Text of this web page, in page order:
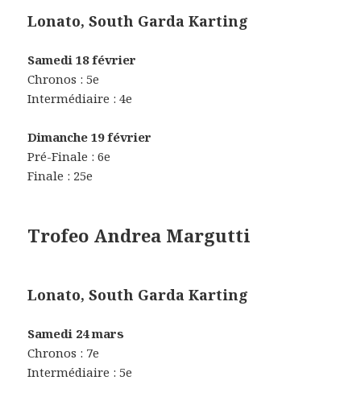
Lonato, South Garda Karting
Samedi 18 février
Chronos : 5e
Intermédiaire : 4e
Dimanche 19 février
Pré-Finale : 6e
Finale : 25e
Trofeo Andrea Margutti
Lonato, South Garda Karting
Samedi 24 mars
Chronos : 7e
Intermédiaire : 5e